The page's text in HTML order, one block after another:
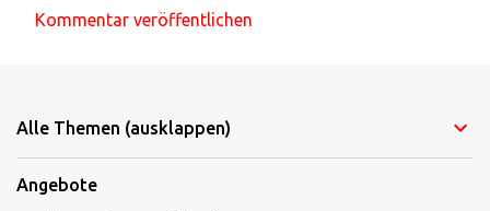
m
n
Kommentar veröffentlichen
Alle Themen (ausklappen)
Angebote